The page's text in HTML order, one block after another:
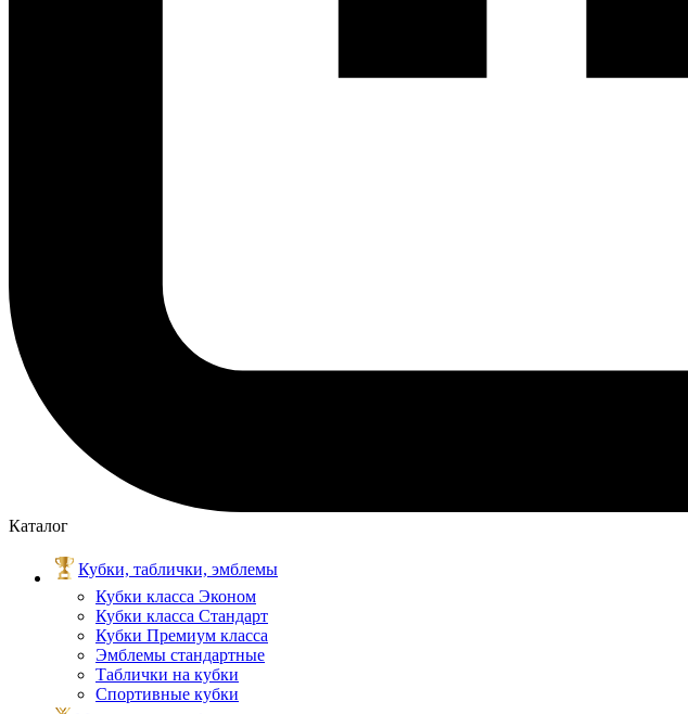
Каталог
Кубки, таблички, эмблемы
Кубки класса Эконом
Кубки класса Стандарт
Кубки Премиум класса
Эмблемы стандартные
Таблички на кубки
Спортивные кубки